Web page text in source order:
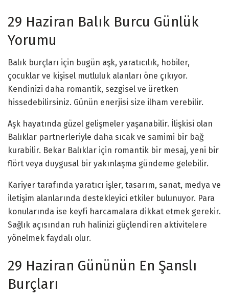
29 Haziran Balık Burcu Günlük
Yorumu
Balık burçları için bugün aşk, yaratıcılık, hobiler,
çocuklar ve kişisel mutluluk alanları öne çıkıyor.
Kendinizi daha romantik, sezgisel ve üretken
hissedebilirsiniz. Günün enerjisi size ilham verebilir.
Aşk hayatında güzel gelişmeler yaşanabilir. İlişkisi olan
Balıklar partnerleriyle daha sıcak ve samimi bir bağ
kurabilir. Bekar Balıklar için romantik bir mesaj, yeni bir
flört veya duygusal bir yakınlaşma gündeme gelebilir.
Kariyer tarafında yaratıcı işler, tasarım, sanat, medya ve
iletişim alanlarında destekleyici etkiler bulunuyor. Para
konularında ise keyfi harcamalara dikkat etmek gerekir.
Sağlık açısından ruh halinizi güçlendiren aktivitelere
yönelmek faydalı olur.
29 Haziran Gününün En Şanslı
Burçları